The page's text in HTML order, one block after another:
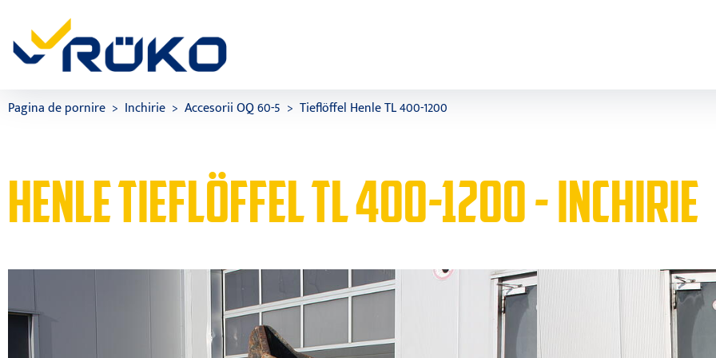
Pagina de pornire Inchirie Accesorii OQ 60-5 Tieflöffel Henle TL 400-1200
HENLE TIEFLÖFFEL TL 400-1200 - INCHIRIE